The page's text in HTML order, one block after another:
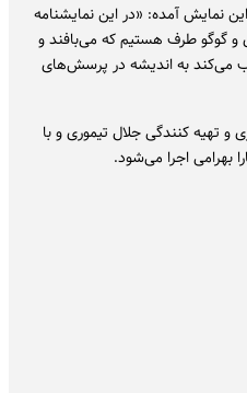
نمایش آمده: «در این نمایشنامه
و گوگو طرف هستیم که می‌بافند و
می‌کند به اندیشه در پرسش‌های
و تهیه کنندگی جلال تیموری و با
بهرامی اجرا می‌شود.